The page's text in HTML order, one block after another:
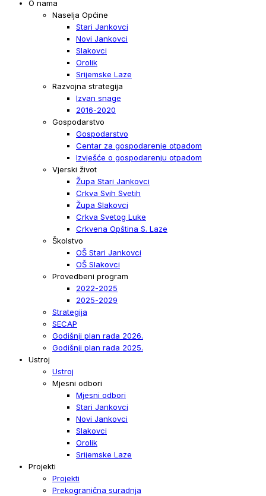
O nama
Naselja Općine
Stari Jankovci
Novi Jankovci
Slakovci
Orolik
Srijemske Laze
Razvojna strategija
Izvan snage
2016-2020
Gospodarstvo
Gospodarstvo
Centar za gospodarenje otpadom
Izvješće o gospodarenju otpadom
Vjerski život
Župa Stari Jankovci
Crkva Svih Svetih
Župa Slakovci
Crkva Svetog Luke
Crkvena Opština S. Laze
Školstvo
OŠ Stari Jankovci
OŠ Slakovci
Provedbeni program
2022-2025
2025-2029
Strategija
SECAP
Godišnji plan rada 2026.
Godišnji plan rada 2025.
Ustroj
Ustroj
Mjesni odbori
Mjesni odbori
Stari Jankovci
Novi Jankovci
Slakovci
Orolik
Srijemske Laze
Projekti
Projekti
Prekogranična suradnja